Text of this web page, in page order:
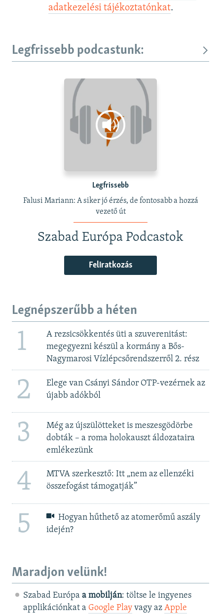
adatkezelési tájékoztatónkat.
Legfrissebb podcastunk:
Legfrissebb
Falusi Mariann: A siker jó érzés, de fontosabb a hozzá
vezető út
Szabad Európa Podcastok
Feliratkozás
Legnépszerűbb a héten
1
A rezsicsökkentés üti a szuverenitást:
megegyezni készül a kormány a Bős-
Nagymarosi Vízlépcsőrendszerről 2. rész
2
Elege van Csányi Sándor OTP-vezérnek az
újabb adókból
3
Még az újszülötteket is meszesgödörbe
dobták – a roma holokauszt áldozataira
emlékezünk
4
MTVA szerkesztő: Itt „nem az ellenzéki
összefogást támogatják”
5
Hogyan hűthető az atomerőmű aszály
idején?
Maradjon velünk!
Szabad Európa a mobilján: töltse le ingyenes
applikációnkat a Google Playvagy az Apple